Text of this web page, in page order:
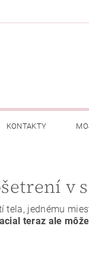
KONTAKTY
v
jednému
teraz ale